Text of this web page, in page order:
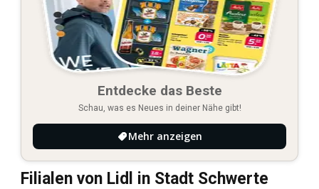
Entdecke das Beste
Schau, was es Neues in deiner Nähe gibt!
Mehr anzeigen
Filialen von Lidl in Stadt Schwerte